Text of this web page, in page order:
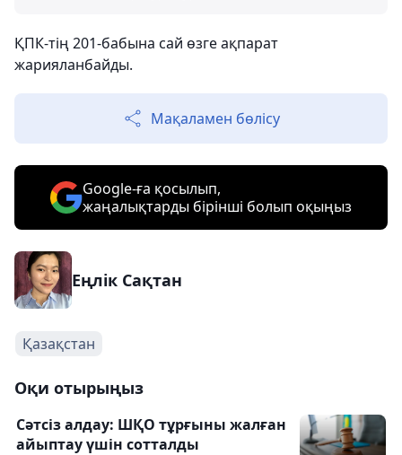
ҚПК-тің 201-бабына сай өзге ақпарат
жарияланбайды.
Мақаламен бөлісу
Google-ға қосылып,
жаңалықтарды бірінші болып оқыңыз
Еңлік Сақтан
Қазақстан
Оқи отырыңыз
Сәтсіз алдау: ШҚО тұрғыны жалған
айыптау үшін сотталды